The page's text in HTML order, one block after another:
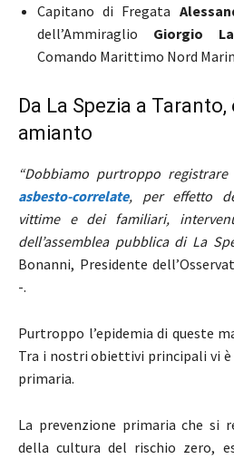
Capitano di Fregata
dell’Ammiraglio Giorgio
Comando Marittimo Nord
Da La Spezia a
amianto
“Dobbiamo purtroppo
asbesto-correlate, per effetto
vittime e dei familiari,
dell’assemblea pubblica di La
Bonanni, Presidente
-.
Purtroppo l’epidemia di queste
Tra i nostri obiettivi principali vi
primaria.
La prevenzione primaria che si
della cultura del rischio zero,